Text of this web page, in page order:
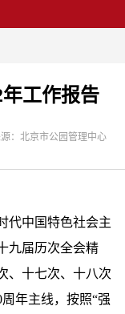
工作报告
源：北京市公园管理中心
代中国特色社会主
九届历次全会精
、十七次、十八次
年主线，按照“强